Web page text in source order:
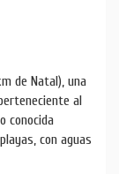
de Natal), una
al
conocida
con aguas